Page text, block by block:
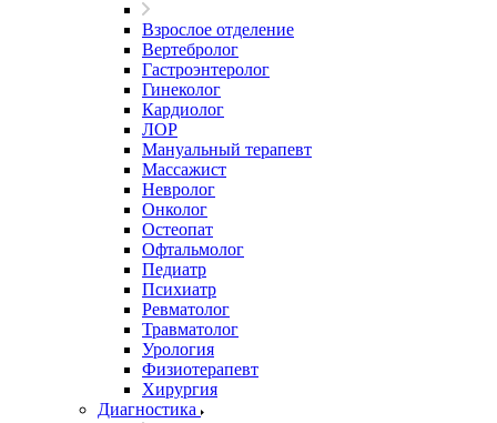
Взрослое отделение
Вертебролог
Гастроэнтеролог
Гинеколог
Кардиолог
ЛОР
Мануальный терапевт
Массажист
Невролог
Онколог
Остеопат
Офтальмолог
Педиатр
Психиатр
Ревматолог
Травматолог
Урология
Физиотерапевт
Хирургия
Диагностика